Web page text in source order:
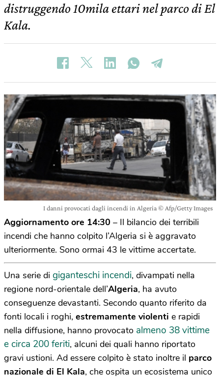
distruggendo 10mila ettari nel parco di El
Kala.
I danni provocati dagli incendi in Algeria © Afp/Getty Images
Aggiornamento ore 14:30 – Il bilancio dei terribili
incendi che hanno colpito l’Algeria si è aggravato
ulteriormente. Sono ormai 43 le vittime accertate.
Una serie di giganteschi incendi, divampati nella
regione nord-orientale dell’Algeria, ha avuto
conseguenze devastanti. Secondo quanto riferito da
fonti locali i roghi, estremamente violenti e rapidi
nella diffusione, hanno provocato almeno 38 vittime
e circa 200 feriti, alcuni dei quali hanno riportato
gravi ustioni. Ad essere colpito è stato inoltre il parco
nazionale di El Kala, che ospita un ecosistema unico